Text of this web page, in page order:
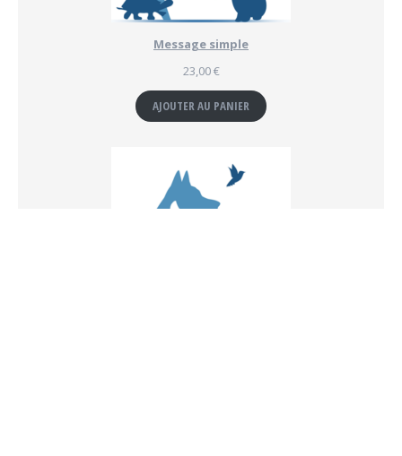
Message simple
23,00€
AJOUTER AU PANIER